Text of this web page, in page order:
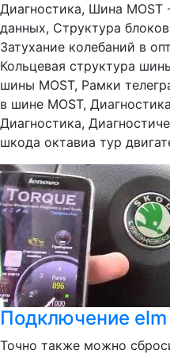
Диагностика, Шина MOST
данных, Структура
Затухание колебаний в
Кольцевая структура
шины MOST, Рамки
в шине MOST,
Диагностика,
шкода октавиа тур
Подключение elm
Точно также можно